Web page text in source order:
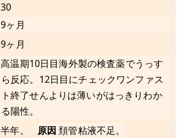
30
9ヶ月
9ヶ月
高温期10日目海外製の検査薬でうっす
ら反応。12日目にチェックワンファス
ト終了せんよりは薄いがはっきりわか
る陽性。
半年。 原因 頚管粘液不足。